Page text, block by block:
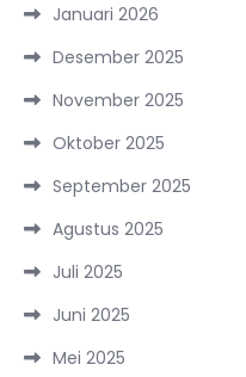
Januari 2026
Desember 2025
November 2025
Oktober 2025
September 2025
Agustus 2025
Juli 2025
Juni 2025
Mei 2025